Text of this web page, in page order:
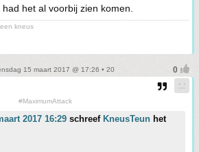
het al voorbij zien komen.
kneus
15 maart 2017 @ 17:26 • 20
#MaximumAttack
2017 16:29 schreef KneusTeun het